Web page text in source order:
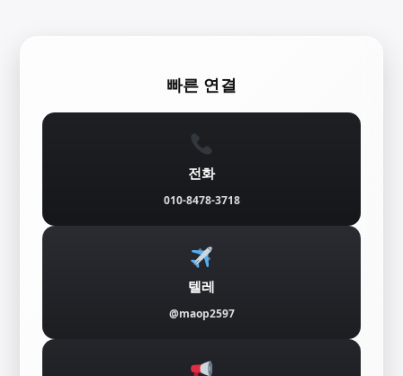
빠른 연결
전화
010-8478-3718
텔레
@maop2597